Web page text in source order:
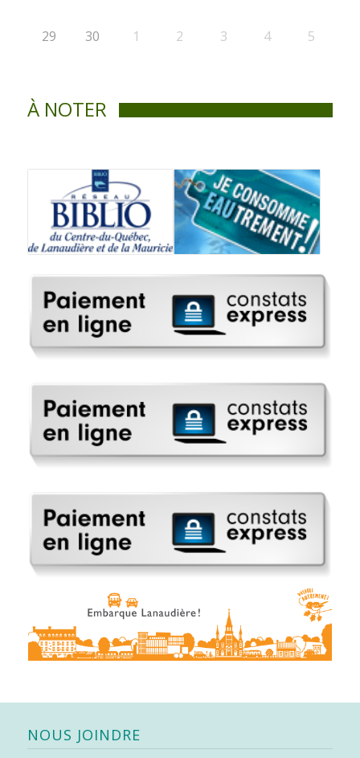
29 30 1 2 3 4 5
À NOTER
NOUS JOINDRE